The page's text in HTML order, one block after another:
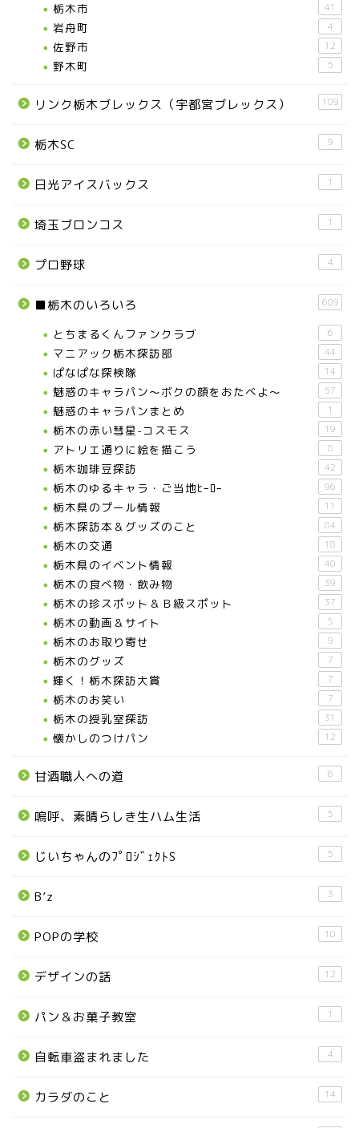
栃木市 41
岩舟町 4
佐野市 12
野木町 5
リンク栃木ブレックス（宇都宮ブレックス） 109
栃木SC 9
日光アイスバックス 1
埼玉ブロンコス 1
プロ野球 4
■栃木のいろいろ 609
とちまるくんファンクラブ 6
マニアック栃木探訪部 44
ぱなぱな探検隊 14
魅惑のキャラパン～ボクの顔をおたべよ～ 57
魅惑のキャラパンまとめ 1
栃木の赤い彗星-コスモス 19
アトリエ通りに絵を描こう 8
栃木珈琲豆探訪 42
栃木のゆるキャラ・ご当地ﾋｰﾛｰ 96
栃木県のプール情報 11
栃木探訪本＆グッズのこと 84
栃木の交通 18
栃木県のイベント情報 40
栃木の食べ物・飲み物 39
栃木の珍スポット＆Ｂ級スポット 37
栃木の動画＆サイト 5
栃木のお取り寄せ 9
栃木のグッズ 7
輝く！栃木探訪大賞 7
栃木のお笑い 7
栃木の授乳室探訪 31
懐かしのつけパン 12
甘酒職人への道 6
嗚呼、素晴らしき生ハム生活 5
じいちゃんのﾌﾟﾛｼﾞｪｸﾄS 5
B’z 3
POPの学校 10
デザインの話 12
パン＆お菓子教室 1
自転車盗まれました 4
カラダのこと 14